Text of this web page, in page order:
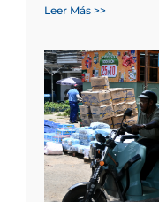
Leer Más >>